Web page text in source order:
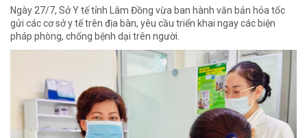
Ngày 27/7, Sở Y tế tỉnh Lâm Đồng vừa ban hành văn bản hỏa tốc
gửi các cơ sở y tế trên địa bàn, yêu cầu triển khai ngay các biện
pháp phòng, chống bệnh dại trên người.